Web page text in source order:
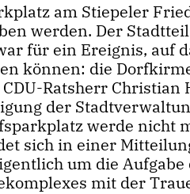
am Stiepeler
werden. Der
für ein Ereignis, auf
können: die
Ratsherr Christian
der
werde nicht
sich in einer
um die Aufgabe
mit der